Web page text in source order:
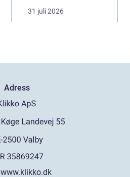
åren har suge...
31 juli 2026
Adress
www.klikko.dk